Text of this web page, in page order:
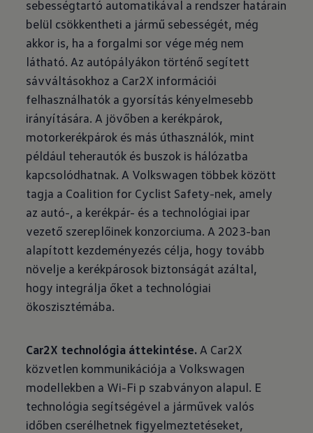
sebességtartó automatikával a rendszer határain
belül csökkentheti a jármű sebességét, még
akkor is, ha a forgalmi sor vége még nem
látható. Az autópályákon történő segített
sávváltásokhoz a Car2X információi
felhasználhatók a gyorsítás kényelmesebb
irányítására. A jövőben a kerékpárok,
motorkerékpárok és más úthasználók, mint
például teherautók és buszok is hálózatba
kapcsolódhatnak. A Volkswagen többek között
tagja a Coalition for Cyclist Safety-nek, amely
az autó-, a kerékpár- és a technológiai ipar
vezető szereplőinek konzorciuma. A 2023-ban
alapított kezdeményezés célja, hogy tovább
növelje a kerékpárosok biztonságát azáltal,
hogy integrálja őket a technológiai
ökoszisztémába.
Car2X technológia áttekintése. A Car2X
közvetlen kommunikációja a Volkswagen
modellekben a Wi-Fi p szabványon alapul. E
technológia segítségével a járművek valós
időben cserélhetnek figyelmeztetéseket,